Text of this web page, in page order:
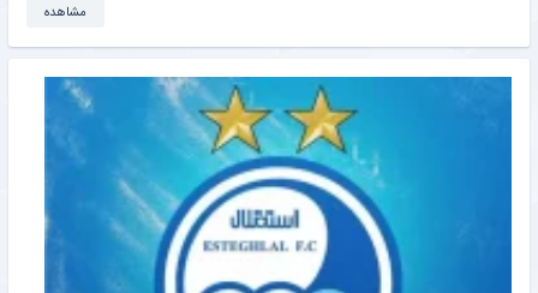
مشاهده